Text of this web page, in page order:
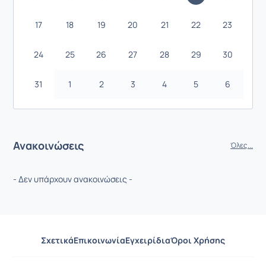
17 18 19 20 21 22 23
24 25 26 27 28 29 30
31 1 2 3 4 5 6
Ανακοινώσεις Όλες...
- Δεν υπάρχουν ανακοινώσεις -
ΣχετικάΕπικοινωνίαΕγχειρίδιαΌροι Χρήσης